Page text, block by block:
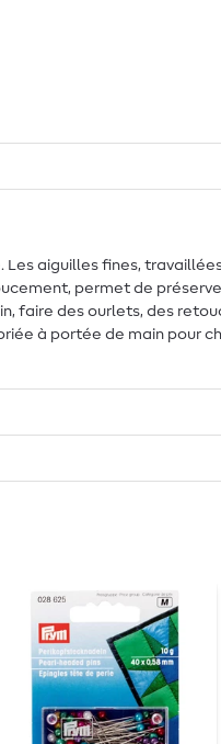
aiguilles fines,
permet de
faire des ourlets, des
à portée de main pour